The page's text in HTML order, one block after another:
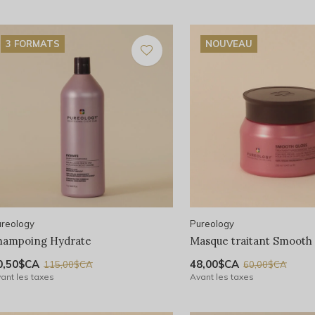
3 FORMATS
Hydrate
115,00$CA
les taxes
NOUVEAU
Pureology
Masque traitant Smooth
48,00$CA 60,00$CA
Avant les taxes